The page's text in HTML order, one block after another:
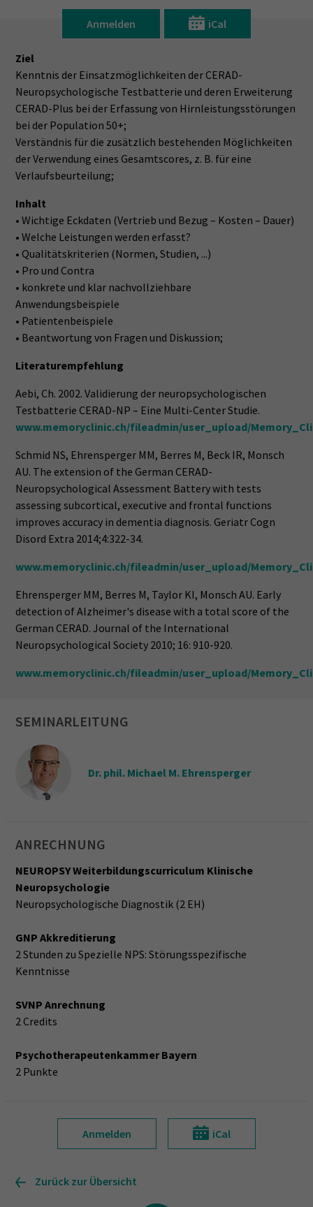
Anmelden iCal
Ziel
Kenntnis der Einsatzmöglichkeiten der CERAD-
Neuropsychologische Testbatterie und deren Erweiterung
CERAD-Plus bei der Erfassung von Hirnleistungsstörungen
bei der Population 50+;
Verständnis für die zusätzlich bestehenden Möglichkeiten
der Verwendung eines Gesamtscores, z. B. für eine
Verlaufsbeurteilung;
Inhalt
• Wichtige Eckdaten (Vertrieb und Bezug – Kosten – Dauer)
• Welche Leistungen werden erfasst?
• Qualitätskriterien (Normen, Studien, ...)
• Pro und Contra
• konkrete und klar nachvollziehbare
Anwendungsbeispiele
• Patientenbeispiele
• Beantwortung von Fragen und Diskussion;
Literaturempfehlung
Aebi, Ch. 2002. Validierung der neuropsychologischen
Testbatterie CERAD-NP – Eine Multi-Center Studie.
www.memoryclinic.ch/fileadmin/user_upload/
Schmid NS, Ehrensperger MM, Berres M, Beck IR, Monsch
AU. The extension of the German CERAD-
Neuropsychological Assessment Battery with tests
assessing subcortical, executive and frontal functions
improves accuracy in dementia diagnosis. Geriatr Cogn
Disord Extra 2014;4:322-34.
www.memoryclinic.ch/fileadmin/user_upload/
Ehrensperger MM, Berres M, Taylor KI, Monsch AU. Early
detection of Alzheimer's disease with a total score of the
German CERAD. Journal of the International
Neuropsychological Society 2010; 16: 910-920.
www.memoryclinic.ch/fileadmin/user_upload/
SEMINARLEITUNG
Dr. phil. Michael M. Ehrensperger
ANRECHNUNG
NEUROPSY Weiterbildungscurriculum Klinische
Neuropsychologie
Neuropsychologische Diagnostik (2 EH)
GNP Akkreditierung
2 Stunden zu Spezielle NPS: Störungsspezifische
Kenntnisse
SVNP Anrechnung
2 Credits
Psychotherapeutenkammer Bayern
2 Punkte
Anmelden iCal
Zurück zur Übersicht